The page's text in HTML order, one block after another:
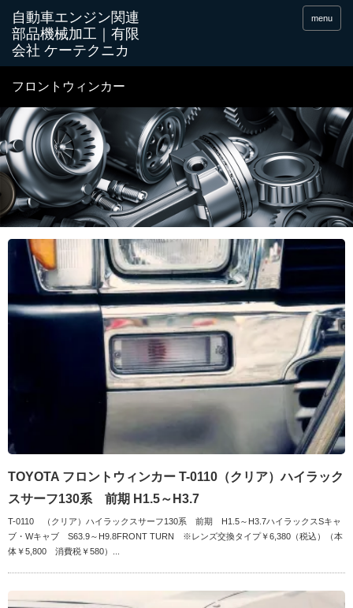
menu
フロントウィンカー
TOYOTA フロントウィンカー T-0110（クリア）ハイラック
スサーフ130系 前期 H1.5～H3.7
T-0110 （クリア）ハイラックスサーフ130系 前期 H1.5～H3.7ハイラックスSキャ
ブ・Wキャブ S63.9～H9.8FRONT TURN ※レンズ交換タイプ￥6,380（税込）（本
体￥5,800 消費税￥580）...